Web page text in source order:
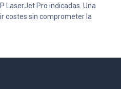
LaserJet Pro indicadas. Una
costes sin comprometer la